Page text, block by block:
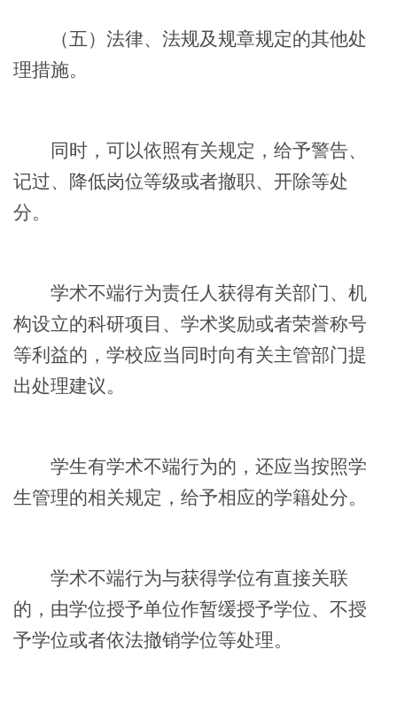
（五）法律、法规及规章规定的其他处
理措施。
同时，可以依照有关规定，给予警告、
记过、降低岗位等级或者撤职、开除等处
分。
学术不端行为责任人获得有关部门、机
构设立的科研项目、学术奖励或者荣誉称号
等利益的，学校应当同时向有关主管部门提
出处理建议。
学生有学术不端行为的，还应当按照学
生管理的相关规定，给予相应的学籍处分。
学术不端行为与获得学位有直接关联
的，由学位授予单位作暂缓授予学位、不授
予学位或者依法撤销学位等处理。